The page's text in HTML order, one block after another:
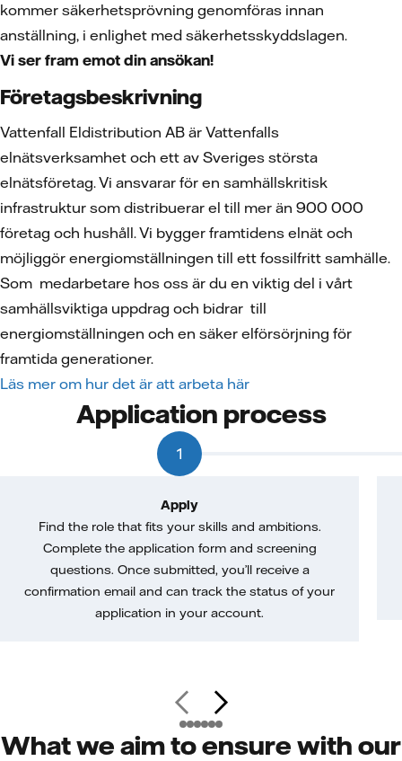
kommer säkerhetsprövning genomföras innan
anställning, i enlighet med säkerhetsskyddslagen.
Vi ser fram emot din ansökan!
Företagsbeskrivning
Vattenfall Eldistribution AB är Vattenfalls
elnätsverksamhet och ett av Sveriges största
elnätsföretag. Vi ansvarar för en samhällskritisk
infrastruktur som distribuerar el till mer än 900 000
företag och hushåll. Vi bygger framtidens elnät och
möjliggör energiomställningen till ett fossilfritt samhälle.
Som medarbetare hos oss är du en viktig del i vårt
samhällsviktiga uppdrag och bidrar till
energiomställningen och en säker elförsörjning för
framtida generationer.
Läs mer om hur det är att arbeta här
Application process
1
Apply
Find the role that fits your skills and ambitions.
Complete the application form and screening
questions. Once submitted, you’ll receive a
confirmation email and can track the status of your
application in your account.
What we aim to ensure with our